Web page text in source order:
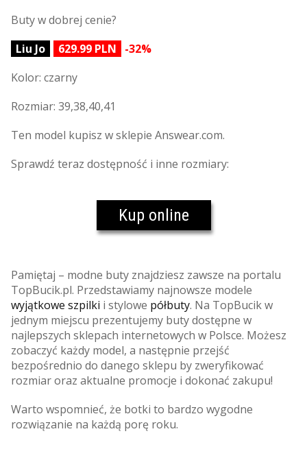
Buty w dobrej cenie?
Liu Jo
629.99 PLN
-32%
Kolor: czarny
Rozmiar: 39,38,40,41
Ten model kupisz w sklepie Answear.com.
Sprawdź teraz dostępność i inne rozmiary:
Kup online
Pamiętaj – modne buty znajdziesz zawsze na portalu
TopBucik.pl. Przedstawiamy najnowsze modele
wyjątkowe szpilki i stylowe półbuty. Na TopBucik w
jednym miejscu prezentujemy buty dostępne w
najlepszych sklepach internetowych w Polsce. Możesz
zobaczyć każdy model, a następnie przejść
bezpośrednio do danego sklepu by zweryfikować
rozmiar oraz aktualne promocje i dokonać zakupu!
Warto wspomnieć, że botki to bardzo wygodne
rozwiązanie na każdą porę roku.